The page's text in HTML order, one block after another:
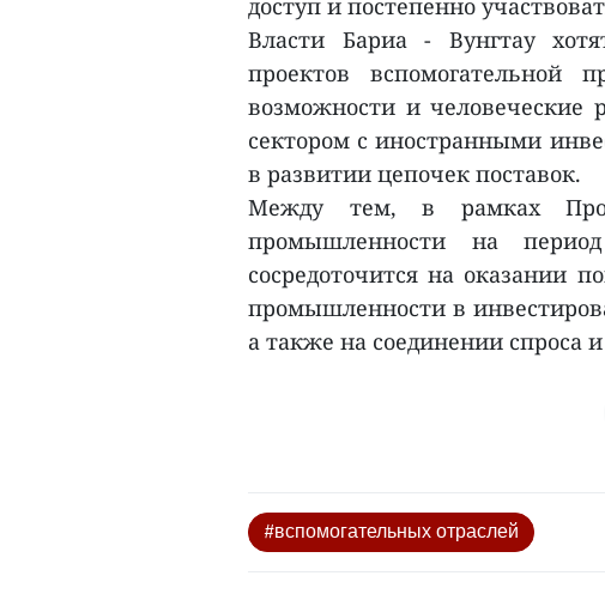
доступ и постепенно
Власти Бариа - Вунгтау
проектов вспомогательной
возможности и человеческие
сектором с иностранными
в развитии цепочек поставок.
Между тем, в рамках
промышленности на
сосредоточится на оказании
промышленности в
а также на соединении спроса
#вспомогательных отраслей